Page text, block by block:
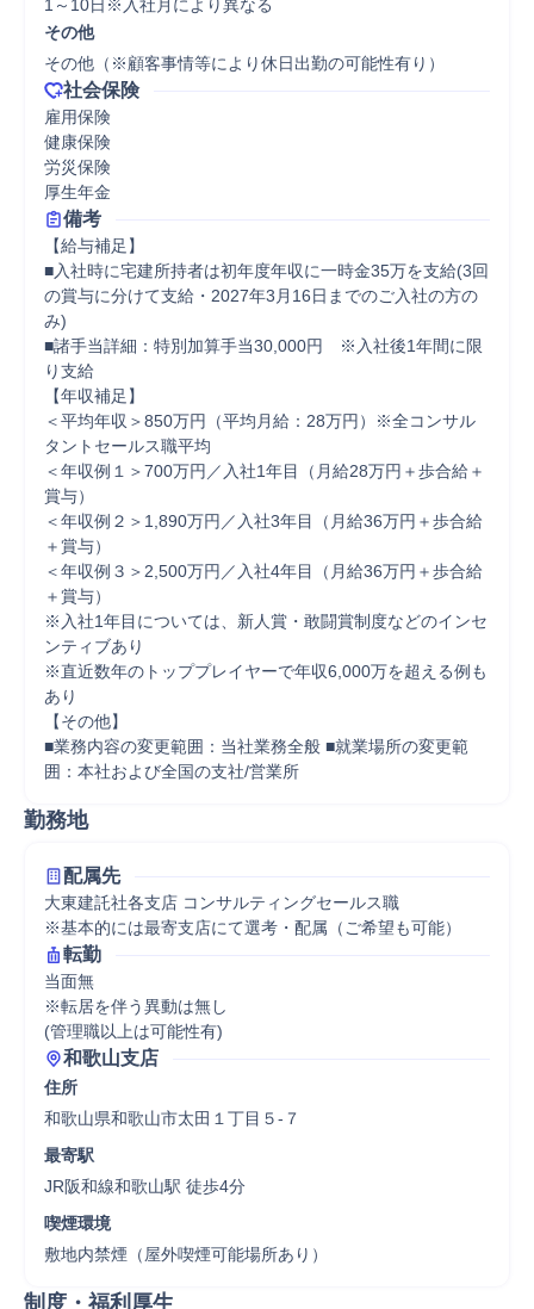
1～10日※入社月により異なる
その他
その他（※顧客事情等により休日出勤の可能性有り）
社会保険
雇用保険
健康保険
労災保険
厚生年金
備考
【給与補足】
■入社時に宅建所持者は初年度年収に一時金35万を支給(3回
の賞与に分けて支給・2027年3月16日までのご入社の方の
み)
■諸手当詳細：特別加算手当30,000円　※入社後1年間に限
り支給
【年収補足】
＜平均年収＞850万円（平均月給：28万円）※全コンサル
タントセールス職平均
＜年収例１＞700万円／入社1年目（月給28万円＋歩合給＋
賞与）
＜年収例２＞1,890万円／入社3年目（月給36万円＋歩合給
＋賞与）
＜年収例３＞2,500万円／入社4年目（月給36万円＋歩合給
＋賞与）
※入社1年目については、新人賞・敢闘賞制度などのインセ
ンティブあり
※直近数年のトッププレイヤーで年収6,000万を超える例も
あり
【その他】
■業務内容の変更範囲：当社業務全般 ■就業場所の変更範
囲：本社および全国の支社/営業所
勤務地
配属先
大東建託社各支店 コンサルティングセールス職
※基本的には最寄支店にて選考・配属（ご希望も可能）
転勤
当面無
※転居を伴う異動は無し
(管理職以上は可能性有)
和歌山支店
住所
和歌山県和歌山市太田１丁目５-７
最寄駅
JR阪和線和歌山駅 徒歩4分
喫煙環境
敷地内禁煙（屋外喫煙可能場所あり）
制度・福利厚生